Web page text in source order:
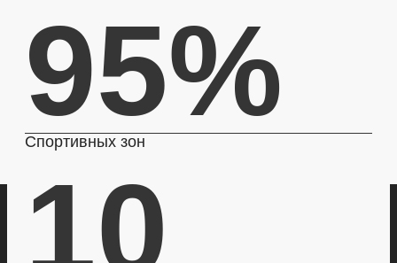
95%
Спортивных зон
10